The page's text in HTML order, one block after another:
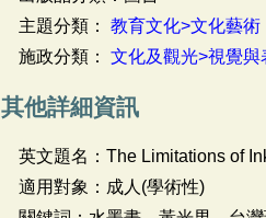
主題分類： 教育文化>文化藝術
施政分類： 文化及觀光>視覺與
其他詳細資訊
英文題名： The Limitations of
適用對象：成人(學術性)